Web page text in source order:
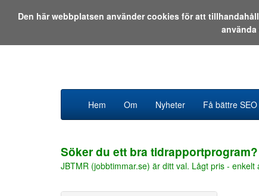
Hem Om Nyheter Få bättre SEO
Söker du ett bra tidrapportprogram?
JBTMR (jobbtimmar.se) är ditt val. Lågt pris - enkelt
Den här webbplatsen använder cookies för att